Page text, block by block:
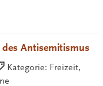
Antisemitismus
Kategorie: Freizeit,